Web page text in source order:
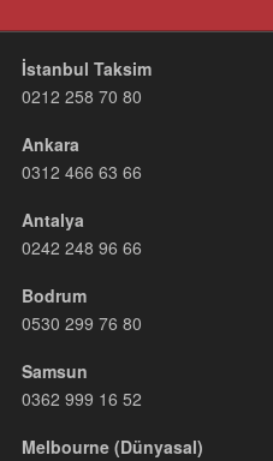
İstanbul Taksim
0212 258 70 80
Ankara
0312 466 63 66
Antalya
0242 248 96 66
Bodrum
0530 299 76 80
Samsun
0362 999 16 52
Melbourne (Dünyasal)